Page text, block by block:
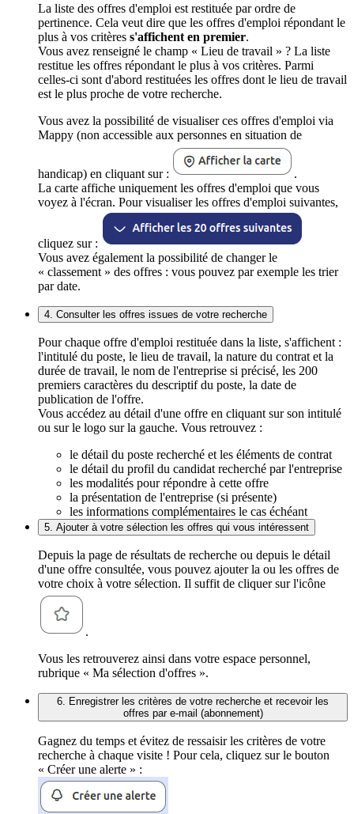
La liste des offres d'emploi est restituée par ordre de
pertinence. Cela veut dire que les offres d'emploi répondant le
plus à vos critères s'affichent en premier.
Vous avez renseigné le champ « Lieu de travail » ? La liste
restitue les offres répondant le plus à vos critères. Parmi
celles-ci sont d'abord restituées les offres dont le lieu de travail
est le plus proche de votre recherche.
Vous avez la possibilité de visualiser ces offres d'emploi via
Mappy (non accessible aux personnes en situation de
handicap) en cliquant sur :
.
La carte affiche uniquement les offres d'emploi que vous
voyez à l'écran. Pour visualiser les offres d'emploi suivantes,
cliquez sur :
Vous avez également la possibilité de changer le
« classement » des offres : vous pouvez par exemple les trier
par date.
4. Consulter les offres issues de votre recherche
Pour chaque offre d'emploi restituée dans la liste, s'affichent :
l'intitulé du poste, le lieu de travail, la nature du contrat et la
durée de travail, le nom de l'entreprise si précisé, les 200
premiers caractères du descriptif du poste, la date de
publication de l'offre.
Vous accédez au détail d'une offre en cliquant sur son intitulé
ou sur le logo sur la gauche. Vous retrouvez :
le détail du poste recherché et les éléments de contrat
le détail du profil du candidat recherché par l'entreprise
les modalités pour répondre à cette offre
la présentation de l'entreprise (si présente)
les informations complémentaires le cas échéant
5. Ajouter à votre sélection les offres qui vous intéressent
Depuis la page de résultats de recherche ou depuis le détail
d'une offre consultée, vous pouvez ajouter la ou les offres de
votre choix à votre sélection. Il suffit de cliquer sur l'icône
.
Vous les retrouverez ainsi dans votre espace personnel,
rubrique « Ma sélection d'offres ».
6. Enregistrer les critères de votre recherche et recevoir les
offres par e-mail (abonnement)
Gagnez du temps et évitez de ressaisir les critères de votre
recherche à chaque visite ! Pour cela, cliquez sur le bouton
« Créer une alerte » :